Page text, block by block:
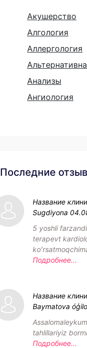
Акушерство
Алгология
Аллергология
Анализы
Ангиология
Последние
Название
Sugdiyona
5 yoshli
terapevt
Подробнее...
Название
Baymatova
tahlillariyiz bormi
Подробнее...